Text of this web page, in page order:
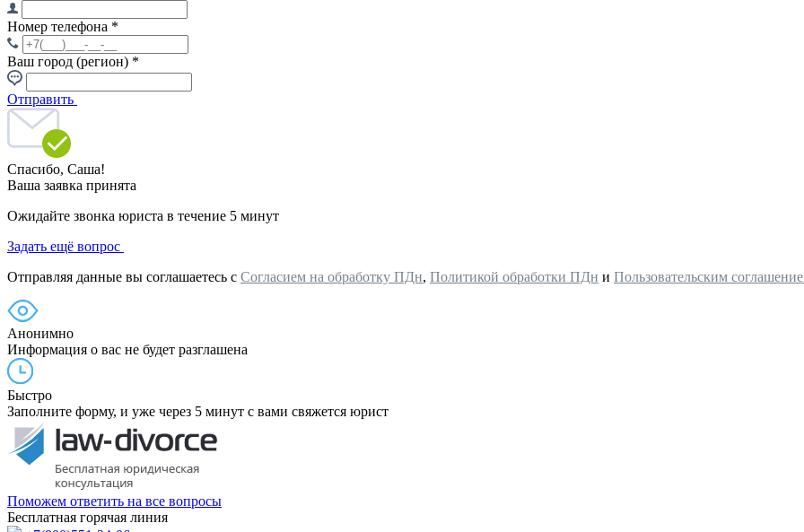
Номер телефона *
Ваш город (регион) *
Отправить
Спасибо, Саша!
Ваша заявка принята
Ожидайте звонка юриста в течение 5 минут
Задать ещё вопрос
Отправляя данные вы соглашаетесь с Согласием на обработку ПДн, Политикой обработки ПДн и Пользовательским
Анонимно
Информация о вас не будет разглашена
Быстро
Заполните форму, и уже через 5 минут с вами свяжется юрист
Поможем ответить на все вопросы
Бесплатная горячая линия